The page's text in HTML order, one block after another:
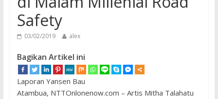
Safety
03/02/2019 alex
Bagikan Artikel ini
Laporan Yansen Bau
Atambua, NTTOnlonenow.com – Artis Mitha Talahatu